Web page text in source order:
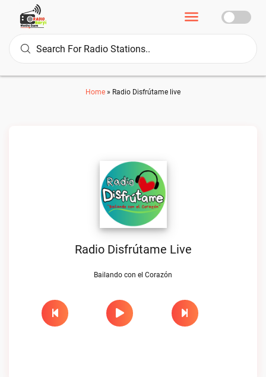
Home » Radio Disfrútame live
Radio Disfrútame Live
Bailando con el Corazón